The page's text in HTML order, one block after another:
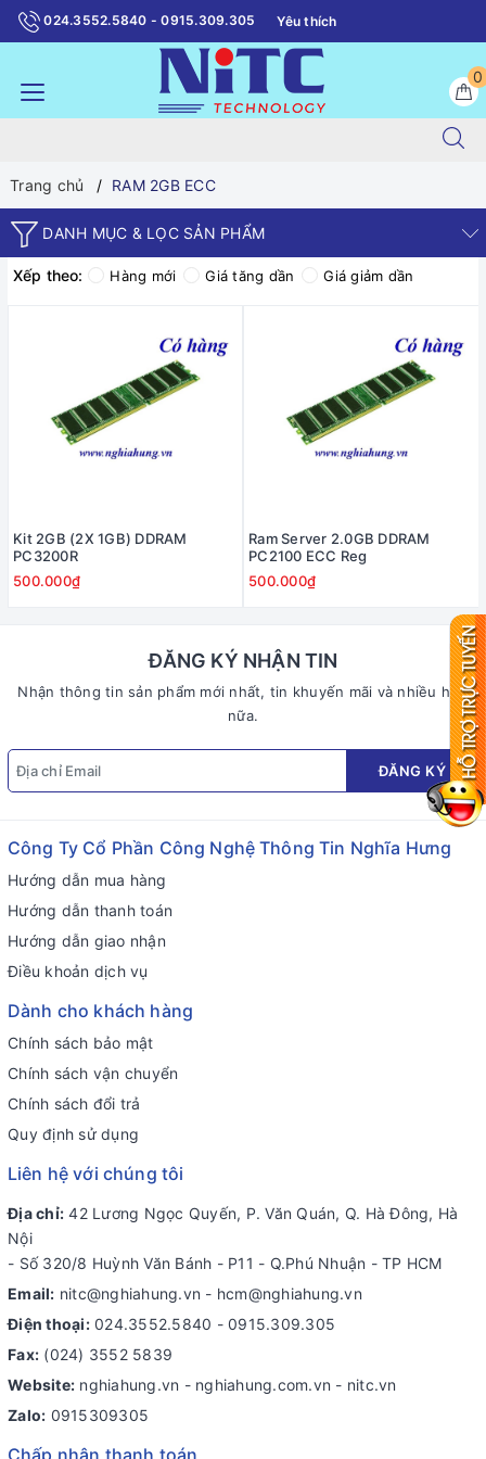
024.3552.5840 - 0915.309.305 Yêu thích
0
Trang chủ RAM 2GB ECC
DANH MỤC & LỌC SẢN PHẨM
Xếp theo: Hàng mới Giá tăng dần Giá giảm dần
Kit 2GB (2X 1GB) DDRAM
PC3200R
500.000₫
Ram Server 2.0GB DDRAM
PC2100 ECC Reg
500.000₫
ĐĂNG KÝ NHẬN TIN
Nhận thông tin sản phẩm mới nhất, tin khuyến mãi và nhiều hơn
nữa.
ĐĂNG KÝ
Công Ty Cổ Phần Công Nghệ Thông Tin Nghĩa Hưng
Hướng dẫn mua hàng
Hướng dẫn thanh toán
Hướng dẫn giao nhận
Điều khoản dịch vụ
Dành cho khách hàng
Chính sách bảo mật
Chính sách vận chuyển
Chính sách đổi trả
Quy định sử dụng
Liên hệ với chúng tôi
Địa chỉ: 42 Lương Ngọc Quyến, P. Văn Quán, Q. Hà Đông, Hà
Nội
- Số 320/8 Huỳnh Văn Bánh - P11 - Q.Phú Nhuận - TP HCM
Email: nitc@nghiahung.vn - hcm@nghiahung.vn
Điện thoại: 024.3552.5840 - 0915.309.305
Fax: (024) 3552 5839
Website: nghiahung.vn - nghiahung.com.vn - nitc.vn
Zalo: 0915309305
Chấp nhận thanh toán